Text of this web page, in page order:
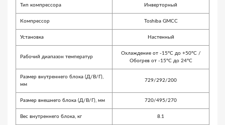
Тип компрессора Инверторный
Компрессор Toshiba GMCC
Установка Настенный
Рабочий диапазон температур
Охлаждение от -15°С до +50°С /
Обогрев от -15°С до 24°С
Размер внутреннего блока (Д/В/Г),
мм
729/292/200
Размер внешнего блока (Д/В/Г), мм 720/495/270
Вес внутреннего блока, кг 8.1